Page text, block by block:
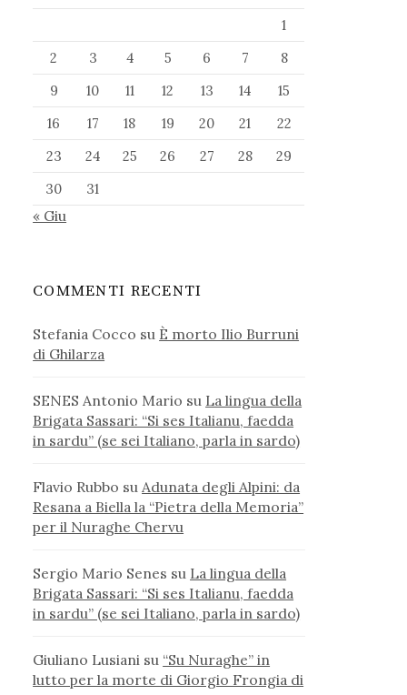
1
2
3 4 5 6 7
8
9
10 11 12 13 14
15
16
17 18 19 20 21
22
23
24 25 26 27 28
29
30
31
« Giu
COMMENTI RECENTI
Stefania Cocco su È morto Ilio Burruni
di Ghilarza
SENES Antonio Mario su La lingua della
Brigata Sassari: “Si ses Italianu, faedda
in sardu” (se sei Italiano, parla in sardo)
Flavio Rubbo su Adunata degli Alpini: da
Resana a Biella la “Pietra della Memoria”
per il Nuraghe Chervu
Sergio Mario Senes su La lingua della
Brigata Sassari: “Si ses Italianu, faedda
in sardu” (se sei Italiano, parla in sardo)
Giuliano Lusiani su “Su Nuraghe” in
lutto per la morte di Giorgio Frongia di